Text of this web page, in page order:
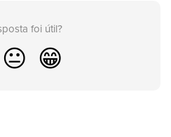
foi útil?
😐 😁